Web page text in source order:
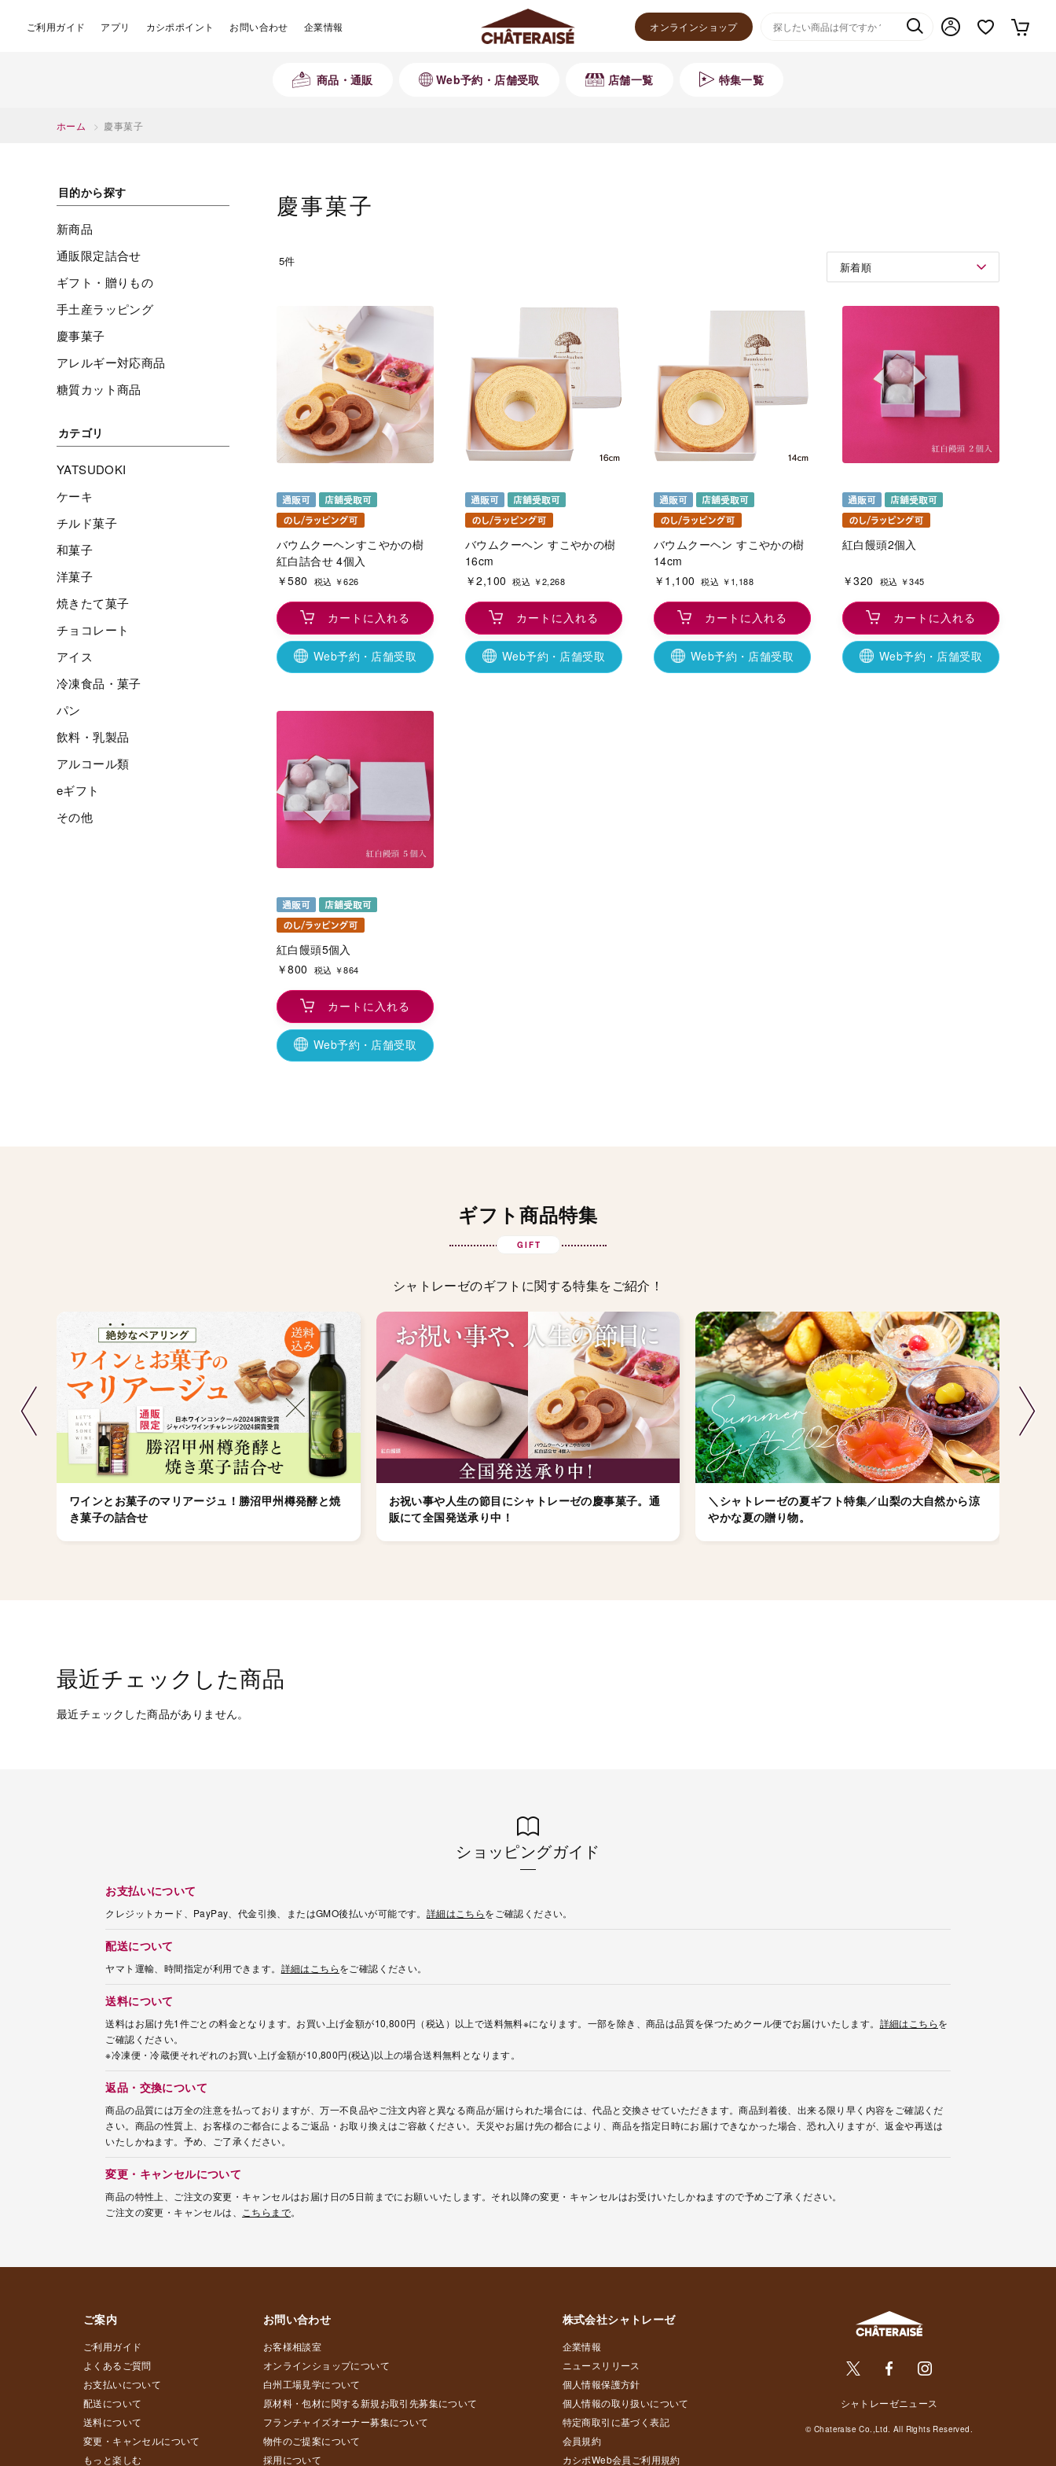
ご利用ガイド アプリ カシポポイント お問い合わせ 企業情報 オンラインショップ
商品・通販 Web予約・店舗受取 店舗一覧 特集一覧
ホーム > 慶事菓子
目的から探す
新商品
通販限定詰合せ
ギフト・贈りもの
手土産ラッピング
慶事菓子
アレルギー対応商品
糖質カット商品
カテゴリ
YATSUDOKI
ケーキ
チルド菓子
和菓子
洋菓子
焼きたて菓子
チョコレート
アイス
冷凍食品・菓子
パン
飲料・乳製品
アルコール類
eギフト
その他
慶事菓子
新着順
5件
バウムクーヘンすこやかの樹
紅白詰合せ 4個入
￥580
税込 ￥626
カートに入れる
Web予約・店舗受取
バウムクーヘン すこやかの樹
16cm
￥2,100 税込 ￥2,268
カートに入れる
Web予約・店舗受取
バウムクーヘン すこやかの樹
14cm
￥1,100 税込 ￥1,188
カートに入れる
Web予約・店舗受取
紅白饅頭2個入
￥320 税込 ￥345
カートに入れる
Web予約・店舗受取
紅白饅頭5個入
￥800
税込 ￥864
カートに入れる
Web予約・店舗受取
ギフト商品特集
GIFT
シャトレーゼのギフトに関する特集をご紹介！
ワインとお菓子のマリアージュ！勝沼甲州樽発酵と焼
き菓子の詰合せ
お祝い事や人生の節目にシャトレーゼの慶事菓子。通
販にて全国発送承り中！
＼シャトレーゼの夏ギフト特集／山梨の大自然から涼
やかな夏の贈り物。
最近チェックした商品
最近チェックした商品がありません。
ショッピングガイド
お支払いについて
クレジットカード、PayPay、代金引換、またはGMO後払いが可能です。 詳細はこちらをご確認ください。
配送について
ヤマト運輸、時間指定が利用できます。 詳細はこちらをご確認ください。
送料について
送料はお届け先1件ごとの料金となります。お買い上げ金額が10,800円（税込）以上で送料無料※になります。一部を除き、商品は品質を保つためクール便でお届けいたします。 詳細はこちらを
ご確認ください。
※冷凍便・冷蔵便それぞれのお買い上げ金額が10,800円(税込)以上の場合送料無料となります。
返品・交換について
商品の品質には万全の注意を払っておりますが、万一不良品やご注文内容と異なる商品が届けられた場合には、代品と交換させていただきます。商品到着後、出来る限り早く内容をご確認くだ
さい。商品の性質上、お客様のご都合によるご返品・お取り換えはご容赦ください。天災やお届け先の都合により、商品を指定日時にお届けできなかった場合、恐れ入りますが、返金や再送は
いたしかねます。予め、ご了承ください。
変更・キャンセルについて
商品の特性上、ご注文の変更・キャンセルはお届け日の5日前までにお願いいたします。それ以降の変更・キャンセルはお受けいたしかねますので予めご了承ください。
ご注文の変更・キャンセルは、
こちらまで。
ご案内
ご利用ガイド
よくあるご質問
お支払いについて
配送について
送料について
変更・キャンセルについて
もっと楽しむ
お問い合わせ
お客様相談室
オンラインショップについて
白州工場見学について
原材料・包材に関する新規お取引先募集について
フランチャイズオーナー募集について
物件のご提案について
採用について
株式会社シャトレーゼ
企業情報
ニュースリリース
個人情報保護方針
個人情報の取り扱いについて
特定商取引に基づく表記
会員規約
カシポWeb会員ご利用規約
シャトレーゼニュース
© Chateraise Co.,Ltd. All Rights Reserved.